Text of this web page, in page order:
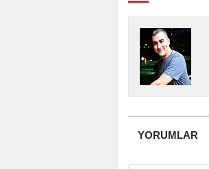
YORUMLAR